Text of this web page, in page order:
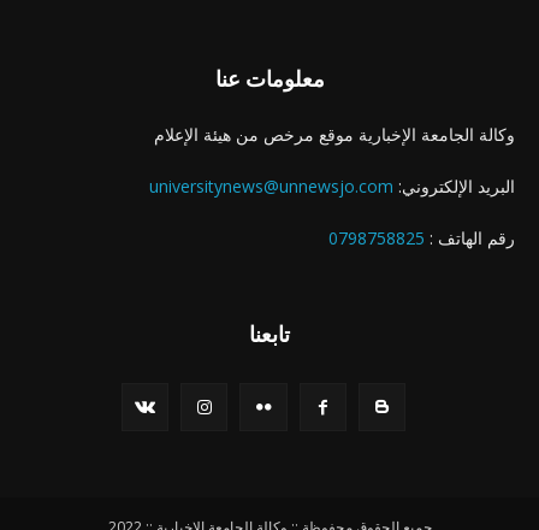
معلومات عنا
وكالة الجامعة الإخبارية موقع مرخص من هيئة الإعلام
البريد الإلكتروني: universitynews@unnewsjo.com
رقم الهاتف : 0798758825
تابعنا